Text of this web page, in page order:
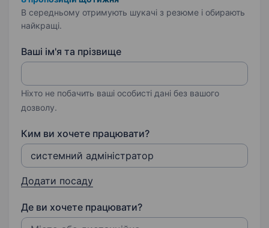
В середньому отримують шукачі з резюме і обирають
найкращі.
Ваші ім'я та прізвище
Ніхто не побачить ваші особисті дані без вашого
дозволу.
Ким ви хочете працювати?
Додати посаду
Де ви хочете працювати?